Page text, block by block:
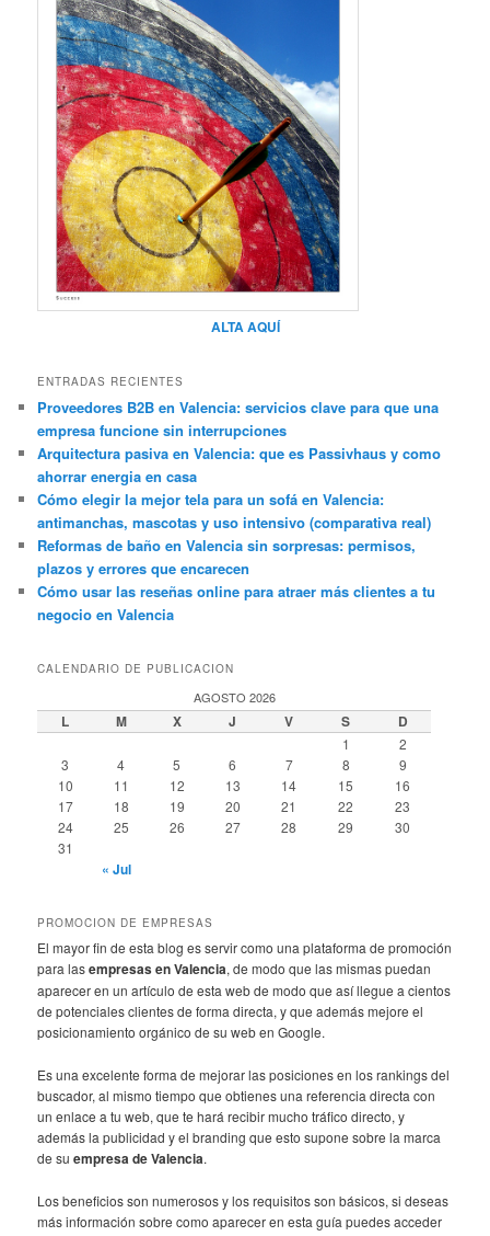
ALTA AQUÍ
ENTRADAS RECIENTES
Proveedores B2B en Valencia: servicios clave para que una
empresa funcione sin interrupciones
Arquitectura pasiva en Valencia: que es Passivhaus y como
ahorrar energia en casa
Cómo elegir la mejor tela para un sofá en Valencia:
antimanchas, mascotas y uso intensivo (comparativa real)
Reformas de baño en Valencia sin sorpresas: permisos,
plazos y errores que encarecen
Cómo usar las reseñas online para atraer más clientes a tu
negocio en Valencia
CALENDARIO DE PUBLICACION
AGOSTO 2026
L M X J V S D
1
2
3
4 5 6 7 8
9
10
11 12 13 14 15
16
17
18 19 20 21 22
23
24
25 26 27 28 29
30
31
« Jul
PROMOCION DE EMPRESAS
El mayor fin de esta blog es servir como una plataforma de promoción
para lasempresas en Valencia, de modo que las mismas puedan
aparecer en un artículo de esta web de modo que así llegue a cientos
de potenciales clientes de forma directa, y que además mejore el
posicionamiento orgánico de su web en Google.
Es una excelente forma de mejorar las posiciones en los rankings del
buscador, al mismo tiempo que obtienes una referencia directa con
un enlace a tu web, que te hará recibir mucho tráfico directo, y
además la publicidad y el branding que esto supone sobre la marca
de suempresa de Valencia.
Los beneficios son numerosos y los requisitos son básicos, si deseas
más información sobre como aparecer en esta guía puedes acceder